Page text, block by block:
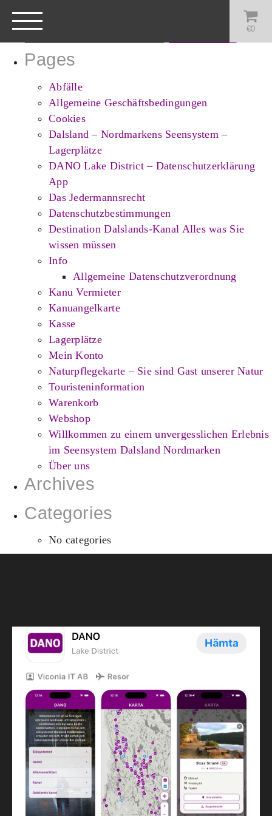
€0
for:
Pages
Abfälle
Allgemeine Geschäftsbedingungen
Cookies
Dalsland – Nordmarkens Seensystem –
Lagerplätze
DANO Lake District – Datenschutzerklärung
App
Das Jedermannsrecht
Datenschutzbestimmungen
Destination Dalslands-Kanal Alles was Sie
wissen müssen
Info
Allgemeine Datenschutzverordnung
Kanu Vermieter
Kanuangelkarte
Kasse
Lagerplätze
Mein Konto
Naturpflegekarte – Sie sind Gast unserer Natur
Touristeninformation
Warenkorb
Webshop
Willkommen zu einem unvergesslichen Erlebnis
im Seensystem Dalsland Nordmarken
Über uns
Archives
Categories
No categories